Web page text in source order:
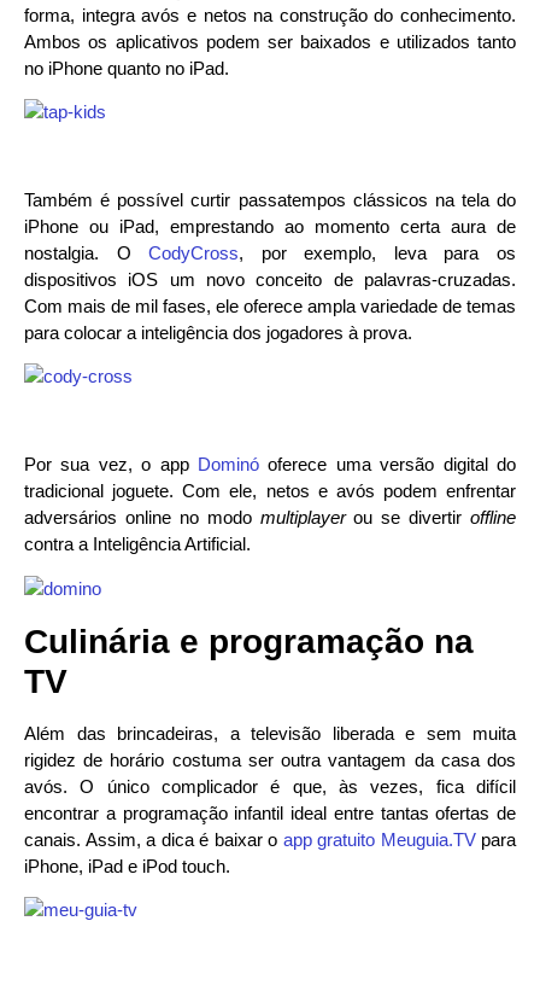
forma, integra avós e netos na construção do conhecimento.
Ambos os aplicativos podem ser baixados e utilizados tanto
no iPhone quanto no iPad.
Também é possível curtir passatempos clássicos na tela do
iPhone ou iPad, emprestando ao momento certa aura de
nostalgia. OCodyCross, por exemplo, leva para os
dispositivos iOS um novo conceito de palavras-cruzadas.
Com mais de mil fases, ele oferece ampla variedade de temas
para colocar a inteligência dos jogadores à prova.
Por sua vez, o app Dominó oferece uma versão digital do
tradicional joguete. Com ele, netos e avós podem enfrentar
adversários online no modo multiplayerou se divertir offline
contra a Inteligência Artificial.
Culinária e programação na
TV
Além das brincadeiras, a televisão liberada e sem muita
rigidez de horário costuma ser outra vantagem da casa dos
avós. O único complicador é que, às vezes, fica difícil
encontrar a programação infantil ideal entre tantas ofertas de
canais. Assim, a dica é baixar o app gratuito Meuguia.TVpara
iPhone, iPad e iPod touch.